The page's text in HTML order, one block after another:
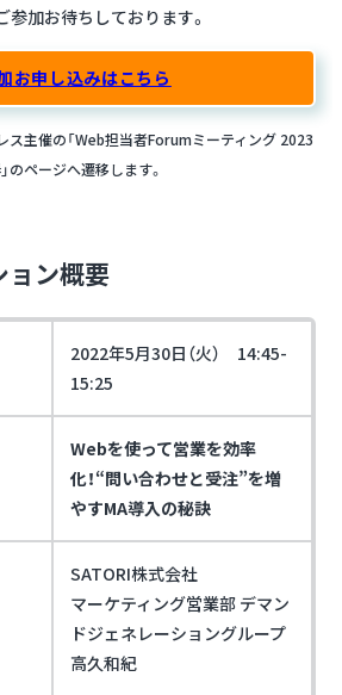
参加お待ちしております。
お申し込みはこちら
主催の「Web担当者Forumミーティング 2023
のページへ遷移します。
ョン概要
2022年5月30日（火） 14:45-
15:25
Webを使って営業を効率
化！“問い合わせと受注”を増
やすMA導入の秘訣
SATORI株式会社
マーケティング営業部 デマン
ドジェネレーショングループ
高久和紀